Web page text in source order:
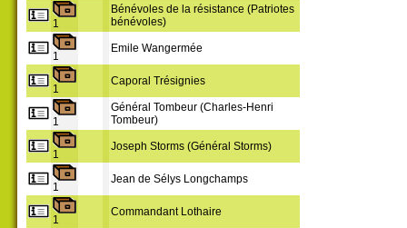
1
Bénévoles de la résistance (Patriotes
bénévoles)
1
Emile Wangermée
1
Caporal Trésignies
1
Général Tombeur (Charles-Henri
Tombeur)
1
Joseph Storms (Général Storms)
1
Jean de Sélys Longchamps
1
Commandant Lothaire